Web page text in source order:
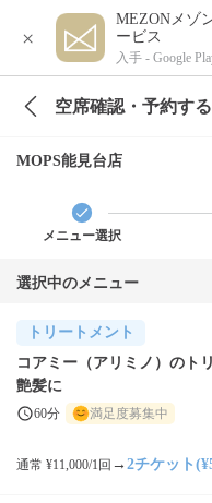
×
MEZONメゾ
ービス
入手 - Google
空席確認・予約する
MOPS能見台店
メニュー選択
選択中のメニュー
トリートメント
コアミー（アリミノ）のト
艶髪に
60分 満足度募集中
通常 ¥11,000/1回 → 2チケット